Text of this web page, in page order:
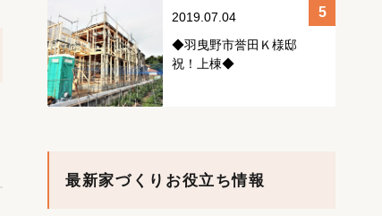
2019.07.04
◆羽曳野市誉田Ｋ様邸
祝！上棟◆
最新家づくりお役立ち情報